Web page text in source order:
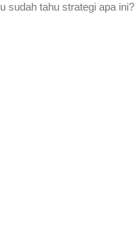
sudah tahu strategi apa ini?